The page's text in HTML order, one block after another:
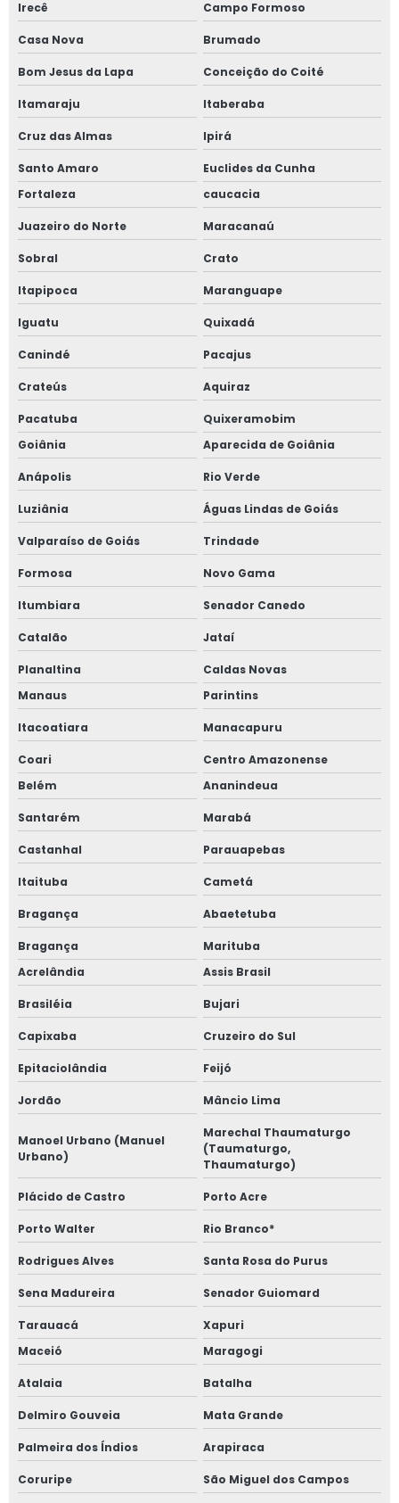
Irecê Campo Formoso
Casa Nova Brumado
Bom Jesus da Lapa Conceição do Coité
Itamaraju Itaberaba
Cruz das Almas Ipirá
Santo Amaro
Euclides da Cunha
Fortaleza
caucacia
Juazeiro do Norte Maracanaú
Sobral Crato
Itapipoca Maranguape
Iguatu Quixadá
Canindé Pacajus
Crateús Aquiraz
Pacatuba
Quixeramobim
Goiânia
Aparecida de Goiânia
Anápolis Rio Verde
Luziânia Águas Lindas de Goiás
Valparaíso de Goiás Trindade
Formosa Novo Gama
Itumbiara Senador Canedo
Catalão Jataí
Planaltina
Caldas Novas
Manaus
Parintins
Itacoatiara Manacapuru
Coari
Centro Amazonense
Belém
Ananindeua
Santarém Marabá
Castanhal Parauapebas
Itaituba Cametá
Bragança Abaetetuba
Bragança
Marituba
Acrelândia
Assis Brasil
Brasiléia Bujari
Capixaba Cruzeiro do Sul
Epitaciolândia Feijó
Jordão Mâncio Lima
Manoel Urbano (Manuel
Urbano)
Marechal Thaumaturgo
(Taumaturgo,
Thaumaturgo)
Plácido de Castro Porto Acre
Porto Walter Rio Branco*
Rodrigues Alves Santa Rosa do Purus
Sena Madureira Senador Guiomard
Tarauacá
Xapuri
Maceió
Maragogi
Atalaia Batalha
Delmiro Gouveia Mata Grande
Palmeira dos Índios Arapiraca
Coruripe São Miguel dos Campos